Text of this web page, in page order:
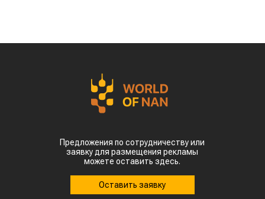
Предложения по сотрудничеству или
заявку для размещения рекламы
можете оставить здесь.
Оставить заявку